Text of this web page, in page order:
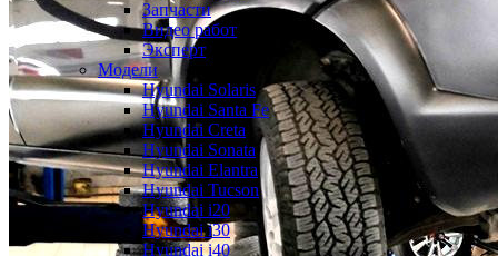
Запчасти
Видео работ
Эксперт
Модели
Hyundai Solaris
Hyundai Santa Fe
Hyundai Creta
Hyundai Sonata
Hyundai Elantra
Hyundai Tucson
Hyundai i20
Hyundai i30
Hyundai i40